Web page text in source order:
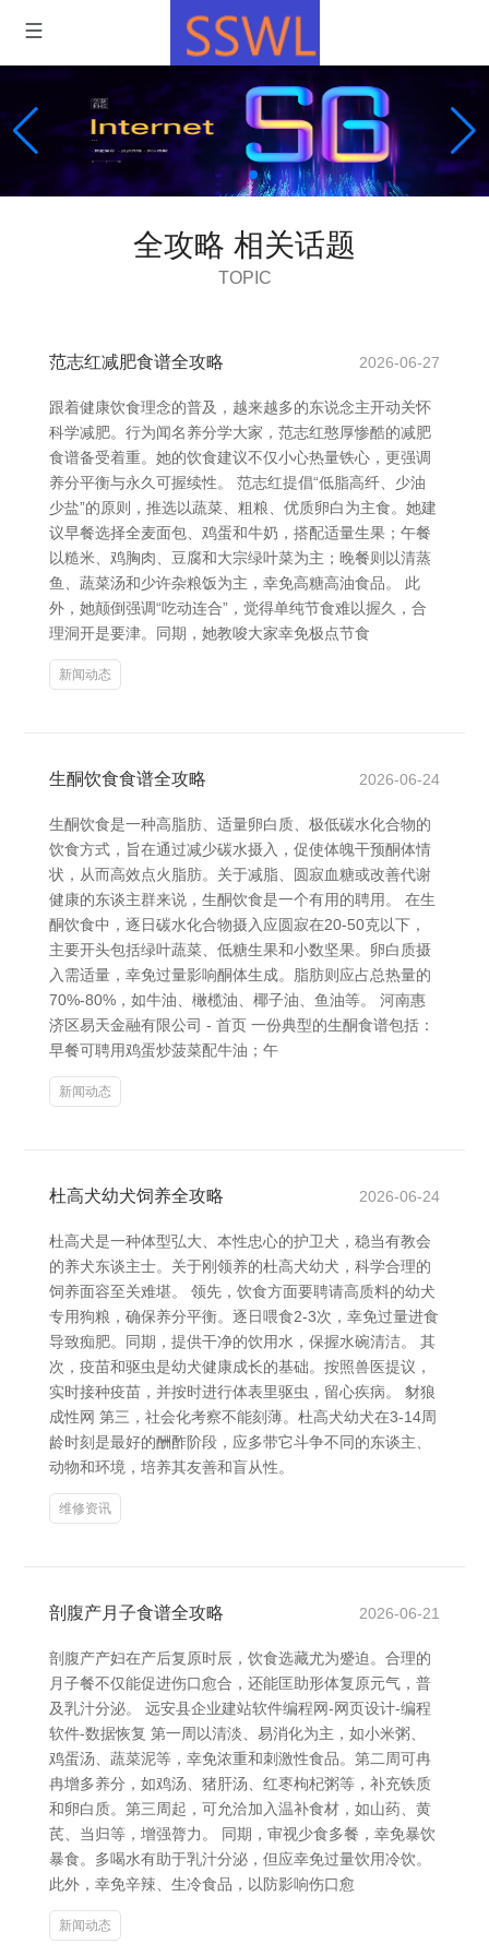
全攻略 相关话题
TOPIC
范志红减肥食谱全攻略 2026-06-27
跟着健康饮食理念的普及，越来越多的东说念主开动关怀
科学减肥。行为闻名养分学大家，范志红憨厚惨酷的减肥
食谱备受着重。她的饮食建议不仅小心热量铁心，更强调
养分平衡与永久可握续性。 范志红提倡“低脂高纤、少油
少盐”的原则，推选以蔬菜、粗粮、优质卵白为主食。她建
议早餐选择全麦面包、鸡蛋和牛奶，搭配适量生果；午餐
以糙米、鸡胸肉、豆腐和大宗绿叶菜为主；晚餐则以清蒸
鱼、蔬菜汤和少许杂粮饭为主，幸免高糖高油食品。 此
外，她颠倒强调“吃动连合”，觉得单纯节食难以握久，合
理洞开是要津。同期，她教唆大家幸免极点节食
新闻动态
生酮饮食食谱全攻略 2026-06-24
生酮饮食是一种高脂肪、适量卵白质、极低碳水化合物的
饮食方式，旨在通过减少碳水摄入，促使体魄干预酮体情
状，从而高效点火脂肪。关于减脂、圆寂血糖或改善代谢
健康的东谈主群来说，生酮饮食是一个有用的聘用。 在生
酮饮食中，逐日碳水化合物摄入应圆寂在20-50克以下，
主要开头包括绿叶蔬菜、低糖生果和小数坚果。卵白质摄
入需适量，幸免过量影响酮体生成。脂肪则应占总热量的
70%-80%，如牛油、橄榄油、椰子油、鱼油等。 河南惠
济区易天金融有限公司 - 首页 一份典型的生酮食谱包括：
早餐可聘用鸡蛋炒菠菜配牛油；午
新闻动态
杜高犬幼犬饲养全攻略 2026-06-24
杜高犬是一种体型弘大、本性忠心的护卫犬，稳当有教会
的养犬东谈主士。关于刚领养的杜高犬幼犬，科学合理的
饲养面容至关难堪。 领先，饮食方面要聘请高质料的幼犬
专用狗粮，确保养分平衡。逐日喂食2-3次，幸免过量进食
导致痴肥。同期，提供干净的饮用水，保握水碗清洁。 其
次，疫苗和驱虫是幼犬健康成长的基础。按照兽医提议，
实时接种疫苗，并按时进行体表里驱虫，留心疾病。 豺狼
成性网 第三，社会化考察不能刻薄。杜高犬幼犬在3-14周
龄时刻是最好的酬酢阶段，应多带它斗争不同的东谈主、
动物和环境，培养其友善和盲从性。
维修资讯
剖腹产月子食谱全攻略 2026-06-21
剖腹产产妇在产后复原时辰，饮食选藏尤为蹙迫。合理的
月子餐不仅能促进伤口愈合，还能匡助形体复原元气，普
及乳汁分泌。 远安县企业建站软件编程网-网页设计-编程
软件-数据恢复 第一周以清淡、易消化为主，如小米粥、
鸡蛋汤、蔬菜泥等，幸免浓重和刺激性食品。第二周可冉
冉增多养分，如鸡汤、猪肝汤、红枣枸杞粥等，补充铁质
和卵白质。第三周起，可允洽加入温补食材，如山药、黄
芪、当归等，增强膂力。 同期，审视少食多餐，幸免暴饮
暴食。多喝水有助于乳汁分泌，但应幸免过量饮用冷饮。
此外，幸免辛辣、生冷食品，以防影响伤口愈
新闻动态